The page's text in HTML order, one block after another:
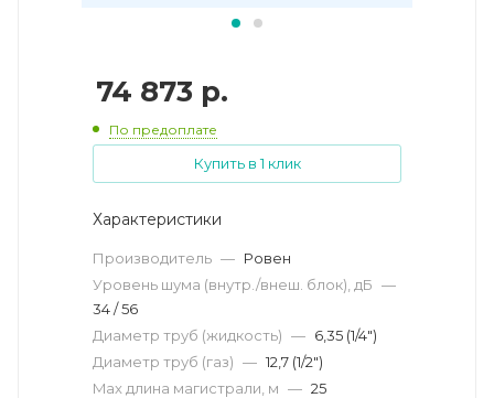
74 873 р.
По предоплате
Купить в 1 клик
Характеристики
Производитель — Ровен
Уровень шума (внутр./внеш. блок), дБ —
34 / 56
Диаметр труб (жидкость) — 6,35 (1/4")
Диаметр труб (газ) — 12,7 (1/2")
Max длина магистрали, м — 25